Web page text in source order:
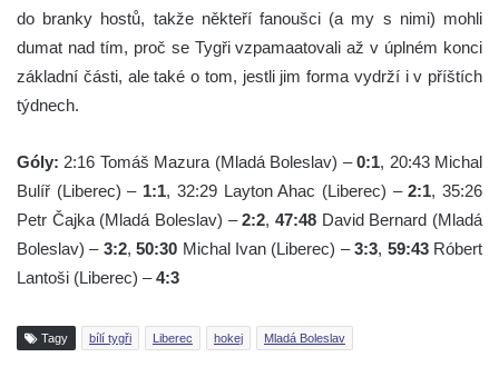
do branky hostů, takže někteří fanoušci (a my s nimi) mohli
dumat nad tím, proč se Tygři vzpamaatovali až v úplném konci
základní části, ale také o tom, jestli jim forma vydrží i v příštích
týdnech.
Góly: 2:16 Tomáš Mazura (Mladá Boleslav) –0:1, 20:43 Michal
Bulíř (Liberec) – 1:1, 32:29 Layton Ahac (Liberec) –2:1, 35:26
Petr Čajka (Mladá Boleslav) –2:2,47:48 David Bernard (Mladá
Boleslav) – 3:2,50:30 Michal Ivan (Liberec) –3:3, 59:43Róbert
Lantoši (Liberec) –4:3
Tagy bílí tygři Liberec hokej Mladá Boleslav